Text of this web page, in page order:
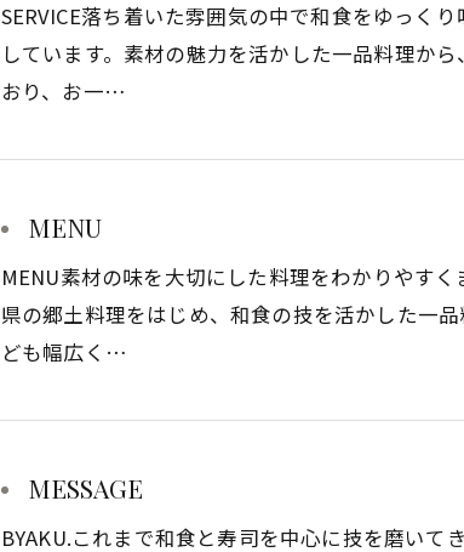
SERVICE落ち着いた雰囲気の中で和食をゆっく
しています。素材の魅力を活かした一品料理か
おり、お一…
MENU
MENU素材の味を大切にした料理をわかりやす
県の郷土料理をはじめ、和食の技を活かした一
ども幅広く…
MESSAGE
BYAKU.これまで和食と寿司を中心に技を磨い